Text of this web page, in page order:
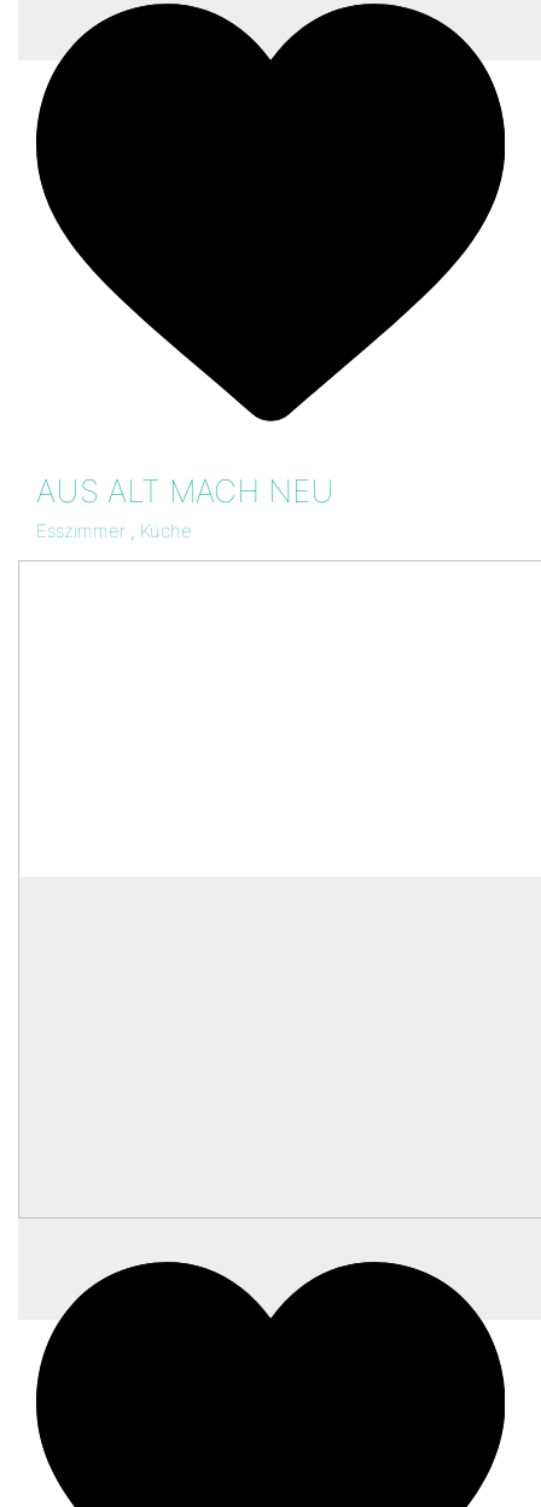
AUS ALT MACH NEU
Esszimmer , Küche